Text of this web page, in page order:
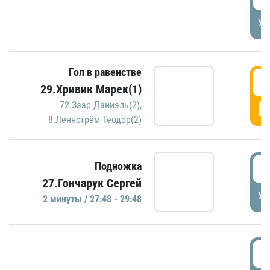
Гол в равенстве
29.Хривик Марек(1)
72.Заар Даниэль(2),
8.Леннстрём Теодор(2)
Подножка
27.Гончарук Сергей
2 минуты / 27:48 - 29:48